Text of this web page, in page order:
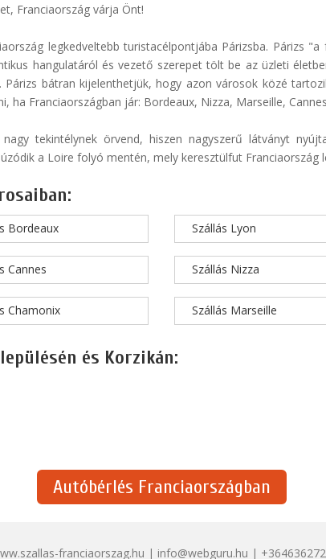
Franciaország várja Önt!
legkedveltebb turistacélpontjába Párizsba. Párizs "a
hangulatáról és vezető szerepet tölt be az üzleti
bátran kijelenthetjük, hogy azon városok közé
ha Franciaországban jár: Bordeaux, Nizza, Marseille,
tekintélynek örvend, hiszen nagyszerű látványt
a Loire folyó mentén, mely keresztülfut Franciaország
Bordeaux
Cannes
Chamonix
Szállás Lyon
Szállás Nizza
Szállás Marseille
és Korzikán:
Autóbérlés Franciaországban
franciaorszag.hu | info@webguru.hu |